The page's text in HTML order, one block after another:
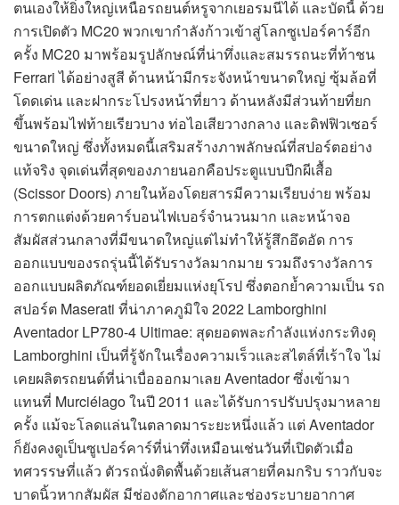
ตนเองให้ยิ่งใหญ่เหนือรถยนต์หรูจากเยอรมนีได้ และบัดนี้ ด้วย
การเปิดตัว MC20 พวกเขากำลังก้าวเข้าสู่โลกซูเปอร์คาร์อีก
ครั้ง MC20 มาพร้อมรูปลักษณ์ที่น่าทึ่งและสมรรถนะที่ท้าชน
Ferrari ได้อย่างสูสี ด้านหน้ามีกระจังหน้าขนาดใหญ่ ซุ้มล้อที่
โดดเด่น และฝากระโปรงหน้าที่ยาว ด้านหลังมีส่วนท้ายที่ยก
ขึ้นพร้อมไฟท้ายเรียวบาง ท่อไอเสียวางกลาง และดิฟฟิวเซอร์
ขนาดใหญ่ ซึ่งทั้งหมดนี้เสริมสร้างภาพลักษณ์ที่สปอร์ตอย่าง
แท้จริง จุดเด่นที่สุดของภายนอกคือประตูแบบปีกผีเสื้อ
(Scissor Doors) ภายในห้องโดยสารมีความเรียบง่าย พร้อม
การตกแต่งด้วยคาร์บอนไฟเบอร์จำนวนมาก และหน้าจอ
สัมผัสส่วนกลางที่มีขนาดใหญ่แต่ไม่ทำให้รู้สึกอึดอัด การ
ออกแบบของรถรุ่นนี้ได้รับรางวัลมากมาย รวมถึงรางวัลการ
ออกแบบผลิตภัณฑ์ยอดเยี่ยมแห่งยุโรป ซึ่งตอกย้ำความเป็น รถ
สปอร์ต Maserati ที่น่าภาคภูมิใจ 2022 Lamborghini
Aventador LP780-4 Ultimae: สุดยอดพละกำลังแห่งกระทิงดุ
Lamborghini เป็นที่รู้จักในเรื่องความเร็วและสไตล์ที่เร้าใจ ไม่
เคยผลิตรถยนต์ที่น่าเบื่อออกมาเลย Aventador ซึ่งเข้ามา
แทนที่ Murciélago ในปี 2011 และได้รับการปรับปรุงมาหลาย
ครั้ง แม้จะโลดแล่นในตลาดมาระยะหนึ่งแล้ว แต่ Aventador
ก็ยังคงดูเป็นซูเปอร์คาร์ที่น่าทึ่งเหมือนเช่นวันที่เปิดตัวเมื่อ
ทศวรรษที่แล้ว ตัวรถนั่งติดพื้นด้วยเส้นสายที่คมกริบ ราวกับจะ
บาดนิ้วหากสัมผัส มีช่องดักอากาศและช่องระบายอากาศ